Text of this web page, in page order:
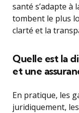
santé s’adapte à
tombent le plus
clarté et la
Quelle est la
et une
En pratique, les
juridiquement,